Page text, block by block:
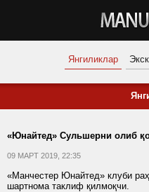
Янгиликлар
«Юнайтед» Сульшерни олиб
09 МАРТ 2019, 22:35
«Манчестер Юнайтед» клуби
шартнома таклиф қилмоқчи.